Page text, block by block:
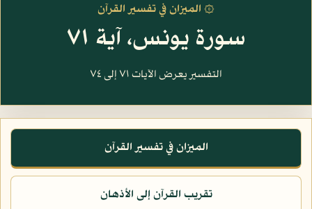
۞ الميزان في تفسير القرآن
سورة يونس، آية ٧١
التفسير يعرض الآيات ٧١ إلى ٧٤
الميزان في تفسير القرآن
تقريب القرآن إلى الأذهان